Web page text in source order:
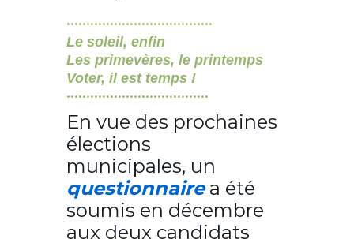
•••••••••••••••••••••••••••••••••••••
Le soleil, enfin
Les primevères, le printemps
Voter, il est temps !
••••••••••••••••••••••••••••••••••••
En vue des prochaines
élections
municipales, un
questionnairea été
soumis en décembre
aux deux candidats